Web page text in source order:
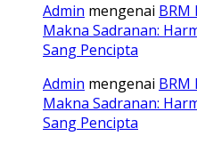
Admin mengenai BRM
Makna Sadranan:
Sang Pencipta
Admin mengenai BRM
Makna Sadranan:
Sang Pencipta